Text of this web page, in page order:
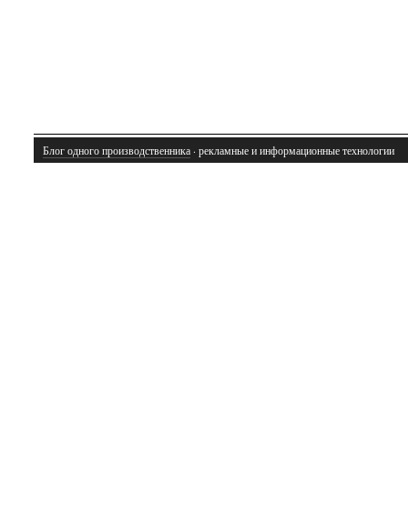
Блог одного производственника · рекламные и информационные технологии